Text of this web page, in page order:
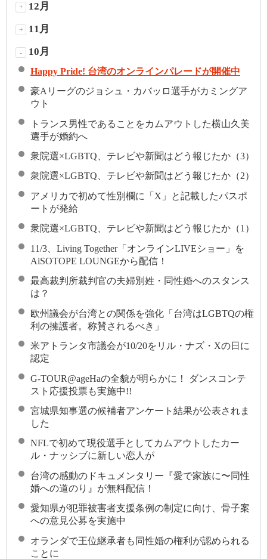
+ 12月
+ 11月
- 10月
Happy Pride! 台湾のオンラインパレードが開催中
豪Aリーグのジョシュ・カバッロ選手がカミングア
ウト
トランス男性であることをカムアウトした横山久美
選手が婚約へ
衆院選×LGBTQ、テレビや新聞はどう報じたか（3）
衆院選×LGBTQ、テレビや新聞はどう報じたか（2）
アメリカで初めて性別欄に「X」と記載したパスポ
ートが発給
衆院選×LGBTQ、テレビや新聞はどう報じたか（1）
11/3、Living Together「オンラインLIVEショー」を
AiSOTOPE LOUNGEから配信！
最高裁判所裁判官の夫婦別姓・同性婚へのスタンス
は？
欧州議会が台湾との関係を強化「台湾はLGBTQの権
利の擁護者。称賛されるべき」
米アトランタ市議会が10/20をリル・ナズ・Xの日に
認定
G-TOUR@ageHaの全貌が明らかに！ ダンスコンテ
スト応援投票も実施中!!
宮城県知事選の候補者アンケート結果が公表されま
した
NFLで初めて現役選手としてカムアウトしたカー
ル・ナッシブに新しい恋人が
台湾の感動のドキュメンタリー『愛で家族に〜同性
婚への道のり』が無料配信！
愛知県が犯罪被害者支援条例の制定に向け、骨子案
への意見公募を実施中
オランダで王位継承者も同性婚の権利が認められる
ことに